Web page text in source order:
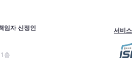
임자 신정인
층
서비